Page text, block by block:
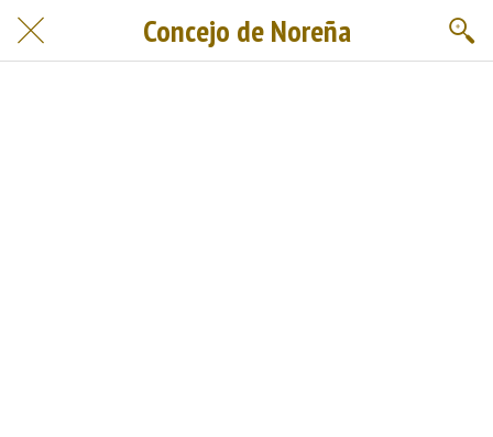
Concejo de Noreña